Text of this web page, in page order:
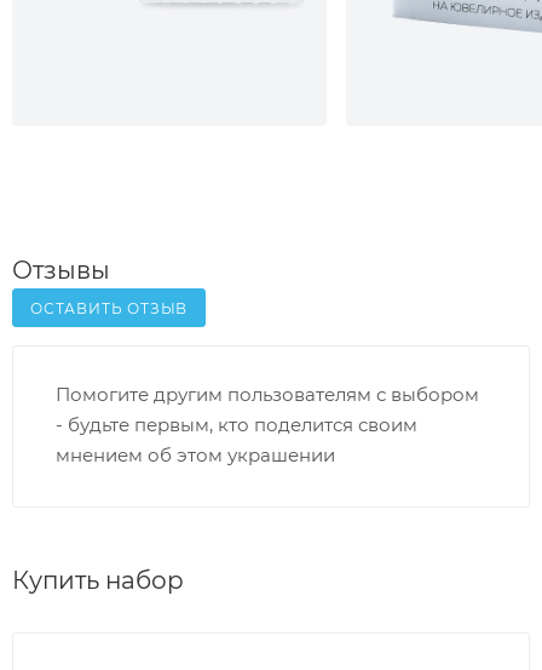
Отзывы
ОСТАВИТЬ ОТЗЫВ
Помогите другим пользователям с выбором
- будьте первым, кто поделится своим
мнением об этом украшении
Купить набор